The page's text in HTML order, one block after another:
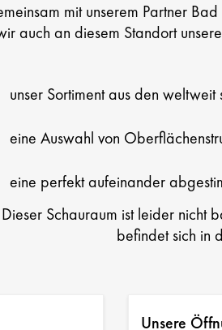
mit unserem Partner
auch an diesem Standort
unser Sortiment aus den weltweit
eine Auswahl von
eine perfekt aufeinander
Dieser Schauraum ist leider nicht
befindet sich in
Unsere